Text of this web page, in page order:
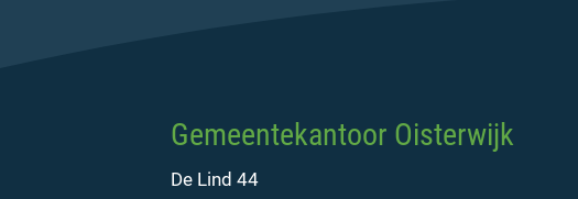
Gemeentekantoor Oisterwijk
De Lind 44